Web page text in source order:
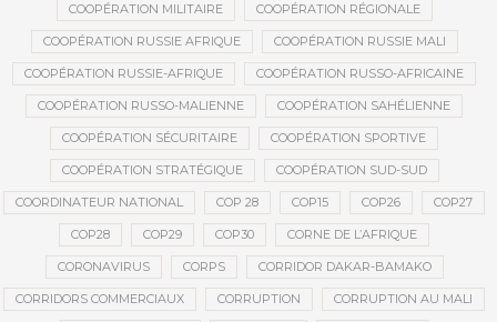
COOPÉRATION MILITAIRE COOPÉRATION RÉGIONALE
COOPÉRATION RUSSIE AFRIQUE COOPÉRATION RUSSIE MALI
COOPÉRATION RUSSIE-AFRIQUE COOPÉRATION RUSSO-AFRICAINE
COOPÉRATION RUSSO-MALIENNE COOPÉRATION SAHÉLIENNE
COOPÉRATION SÉCURITAIRE COOPÉRATION SPORTIVE
COOPÉRATION STRATÉGIQUE COOPÉRATION SUD-SUD
COORDINATEUR NATIONAL COP 28 COP15 COP26 COP27
COP28 COP29 COP30 CORNE DE L’AFRIQUE
CORONAVIRUS CORPS CORRIDOR DAKAR-BAMAKO
CORRIDORS COMMERCIAUX CORRUPTION CORRUPTION AU MALI